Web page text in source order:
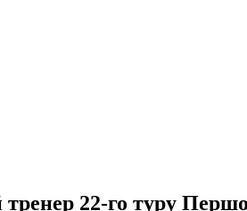
22-го туру